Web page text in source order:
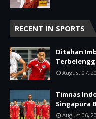
RECENT IN SPORTS
Ditahan
August 07,
Timnas
Singapura
August 06,